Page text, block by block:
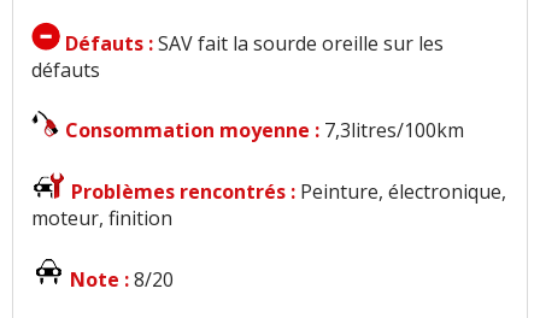
Défauts :SAV fait la sourde oreille sur les
défauts
Consommation moyenne : 7,3litres/100km
Problèmes rencontrés : Peinture, électronique,
moteur, finition
Note :8/20